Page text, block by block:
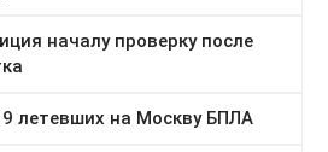
,Дзен,Политика,США,Украина